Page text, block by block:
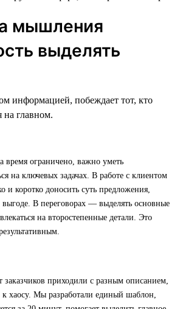
мышления
выделять
информацией, побеждает тот, кто
на главном.
время ограничено, важно уметь
на ключевых задачах. В работе с клиентом
и коротко доносить суть предложения,
выгоде. В переговорах — выделять основные
на второстепенные детали. Это
заказчиков приходили с разным описанием,
хаосу. Мы разработали единый шаблон,